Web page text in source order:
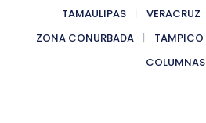
TAMAULIPAS VERACRUZ
ZONA CONURBADA
TAMPICO
COLUMNAS